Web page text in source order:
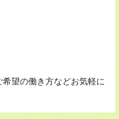
望の働き方などお気軽に